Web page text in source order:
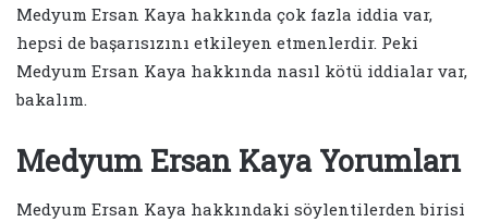
Medyum Ersan Kaya hakkında çok fazla iddia var,
hepsi de başarısızını etkileyen etmenlerdir. Peki
Medyum Ersan Kaya hakkında nasıl kötü iddialar var,
bakalım.
Medyum Ersan Kaya Yorumları
Medyum Ersan Kaya hakkındaki söylentilerden birisi